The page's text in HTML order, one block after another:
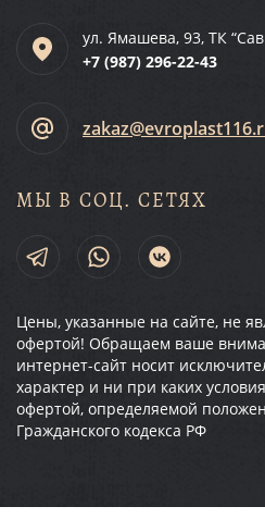
ул. Ямашева, 93, ТК
+7 (987) 296-22-43
МЫ В СОЦ. СЕТЯХ
Цены, указанные на сайте, не
офертой! Обращаем ваше
интернет-сайт носит
характер и ни при каких
офертой, определяемой
Гражданского кодекса РФ